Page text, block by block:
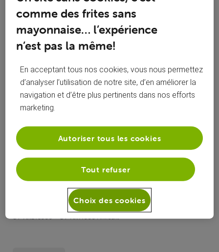
First
R
roylion15
+9 plus
Top Expert •49K messages
Hello@skowronski
comment ça impossible de contacter voo ?
le numéro du service dépannage est le 078/505050.
le forum donc vous n’aurez pas de réponse aujourd’hui de
leur part.
La charte | Le Forum VOO
‎La communauté VOO évolue : Support
client sur le forum, il y a du changement ! | Le Forum VOO
MERCI DE LIRE SVP !!!
PACK « TRIO GIGA MAX » | CGA4233 Mode Bridge | Routeur ASUS
GT-AXE16000 + GT-AX11000 AiMesh.
comme des frites sans
mayonnaise… l’expérience
n’est pas la même!
En acceptant tous nos cookies, vous nous permettez
d’analyser l’utilisation de notre site, d’en améliorer la
navigation et d’être plus pertinents dans nos efforts
marketing.
Tout refuser
Autoriser tous les cookies
Choix des cookies